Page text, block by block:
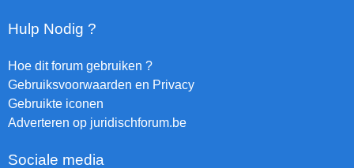
Hulp Nodig ?
Hoe dit forum gebruiken ?
Gebruiksvoorwaarden en Privacy
Gebruikte iconen
Adverteren op juridischforum.be
Sociale media